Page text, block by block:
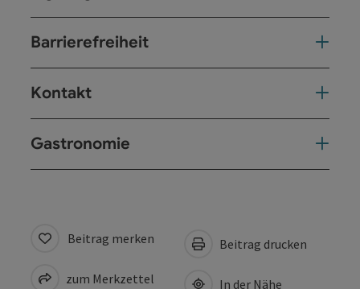
Barrierefreiheit
Kontakt
Gastronomie
Beitrag merken
zum Merkzettel
Beitrag drucken
In der Nähe